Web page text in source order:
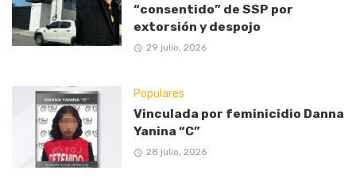
“consentido” de SSP por
extorsión y despojo
29 julio, 2026
Populares
Vinculada por feminicidio Danna
Yanina “C”
28 julio, 2026